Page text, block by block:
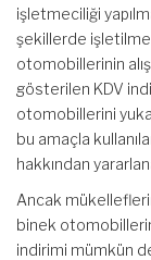
işletmeciliği
şekillerde
otomobillerinin
gösterilen KDV
otomobillerini
bu amaçla
hakkından
Ancak
binek
indirimi mümkün